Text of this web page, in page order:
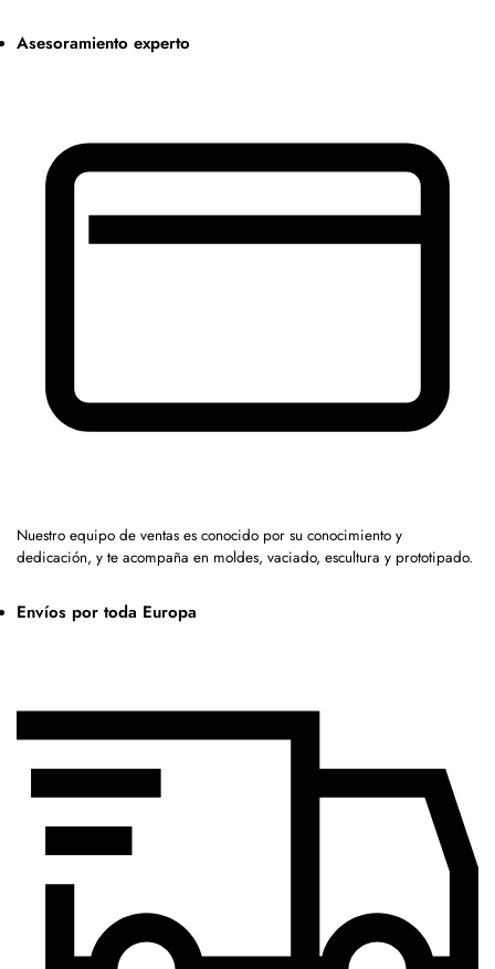
Asesoramiento experto
Nuestro equipo de ventas es conocido por su conocimiento y
dedicación, y te acompaña en moldes, vaciado, escultura y prototipado.
Envíos por toda Europa